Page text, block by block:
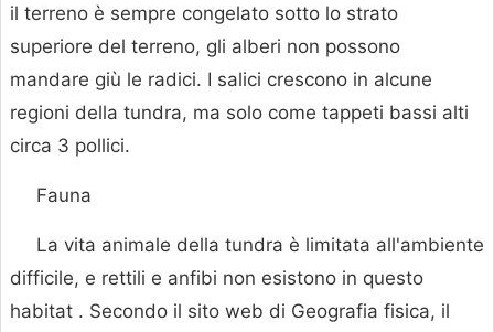
il terreno è sempre congelato sotto lo strato
superiore del terreno, gli alberi non possono
mandare giù le radici. I salici crescono in alcune
regioni della tundra, ma solo come tappeti bassi alti
circa 3 pollici.
Fauna
La vita animale della tundra è limitata all'ambiente
difficile, e rettili e anfibi non esistono in questo
habitat . Secondo il sito web di Geografia fisica, il